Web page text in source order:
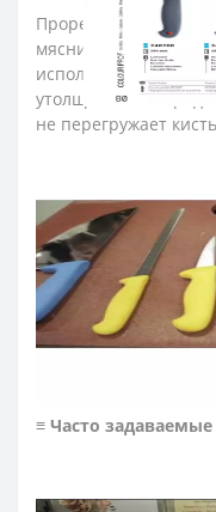
Прорезиненная
мясника "Колор-
использования
утолщением
не перегружает
к кислотам, хлору,
температурам.
рукоятки ножа
скольжение руки
использования ножа.
прошла
сдерживает
≡ Часто